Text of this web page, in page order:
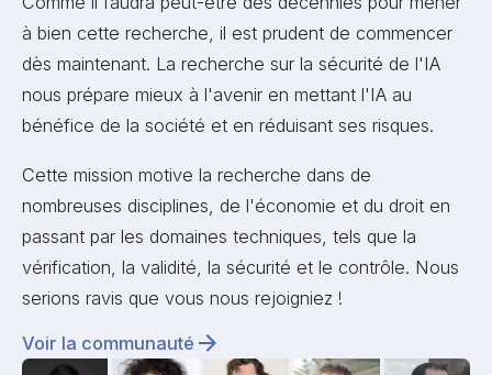
à bien cette recherche, il est prudent de commencer
dès maintenant. La recherche sur la sécurité de l'IA
nous prépare mieux à l'avenir en mettant l'IA au
bénéfice de la société et en réduisant ses risques.
Cette mission motive la recherche dans de
nombreuses disciplines, de l'économie et du droit en
passant par les domaines techniques, tels que la
vérification, la validité, la sécurité et le contrôle. Nous
serions ravis que vous nous rejoigniez !
Voir la communauté